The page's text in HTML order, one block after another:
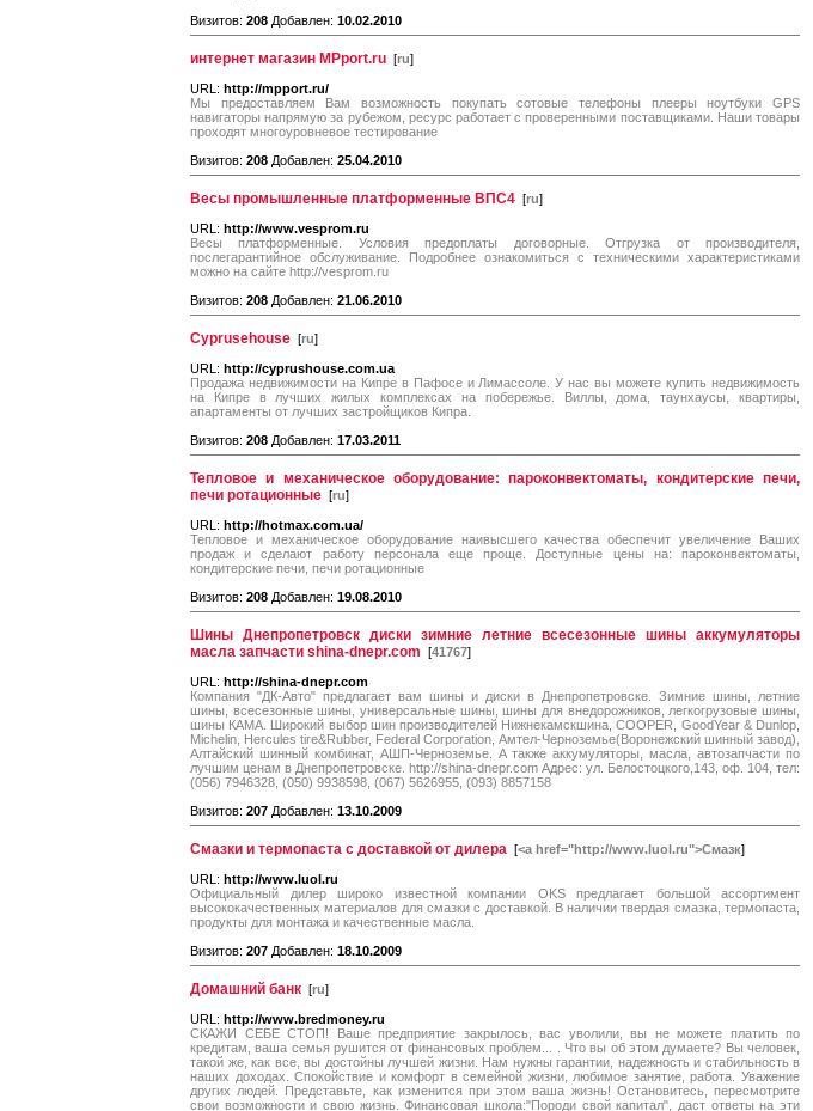
Визитов: 208 Добавлен: 10.02.2010
интернет магазин MPport.ru [ru]
URL: http://mpport.ru/
Мы предоставляем Вам возможность покупать сотовые телефоны плееры ноутбуки GPS
навигаторы напрямую за рубежом, ресурс работает с проверенными поставщиками. Наши товары
проходят многоуровневое тестирование
Визитов: 208 Добавлен: 25.04.2010
Весы промышленные платформенные ВПС4 [ru]
URL: http://www.vesprom.ru
Весы платформенные. Условия предоплаты договорные. Отгрузка от производителя,
послегарантийное обслуживание. Подробнее ознакомиться с техническими характеристиками
можно на сайте http://vesprom.ru
Визитов: 208 Добавлен: 21.06.2010
Cyprusehouse [ru]
URL: http://cyprushouse.com.ua
Продажа недвижимости на Кипре в Пафосе и Лимассоле. У нас вы можете купить недвижимость
на Кипре в лучших жилых комплексах на побережье. Виллы, дома, таунхаусы, квартиры,
апартаменты от лучших застройщиков Кипра.
Визитов: 208 Добавлен: 17.03.2011
Тепловое и механическое оборудование: пароконвектоматы, кондитерские печи,
печи ротационные [ru]
URL: http://hotmax.com.ua/
Тепловое и механическое оборудование наивысшего качества обеспечит увеличение Ваших
продаж и сделают работу персонала еще проще. Доступные цены на: пароконвектоматы,
кондитерские печи, печи ротационные
Визитов: 208 Добавлен: 19.08.2010
Шины Днепропетровск диски зимние летние всесезонные шины аккумуляторы
масла запчасти shina-dnepr.com [41767]
URL: http://shina-dnepr.com
Компания "ДК-Авто" предлагает вам шины и диски в Днепропетровске. Зимние шины, летние
шины, всесезонные шины, универсальные шины, шины для внедорожников, легкогрузовые шины,
шины КАМА. Широкий выбор шин производителей Нижнекамскшина, COOPER, GoodYear & Dunlop,
Michelin, Hercules tire&Rubber, Federal Corporation, Амтел-Черноземье(Воронежский шинный завод),
Алтайский шинный комбинат, АШП-Черноземье. А также аккумуляторы, масла, автозапчасти по
лучшим ценам в Днепропетровске. http://shina-dnepr.com Адрес: ул. Белостоцкого,143, оф. 104, тел:
(056) 7946328, (050) 9938598, (067) 5626955, (093) 8857158
Визитов: 207 Добавлен: 13.10.2009
Смазки и термопаста с доставкой от дилера [<a href="http://www.luol.ru">Смазк]
URL: http://www.luol.ru
Официальный дилер широко известной компании OKS предлагает большой ассортимент
высококачественных материалов для смазки с доставкой. В наличии твердая смазка, термопаста,
продукты для монтажа и качественные масла.
Визитов: 207 Добавлен: 18.10.2009
Домашний банк [ru]
URL: http://www.bredmoney.ru
СКАЖИ СЕБЕ СТОП! Ваше предприятие закрылось, вас уволили, вы не можете платить по
кредитам, ваша семья рушится от финансовых проблем... . Что вы об этом думаете? Вы человек,
такой же, как все, вы достойны лучшей жизни. Нам нужны гарантии, надежность и стабильность в
наших доходах. Спокойствие и комфорт в семейной жизни, любимое занятие, работа. Уважение
других людей. Представьте, как изменится при этом ваша жизнь! Остановитесь, пересмотрите
свои возможности и свою жизнь. Финансовая школа:"Породи свой капитал", даст ответы на эти